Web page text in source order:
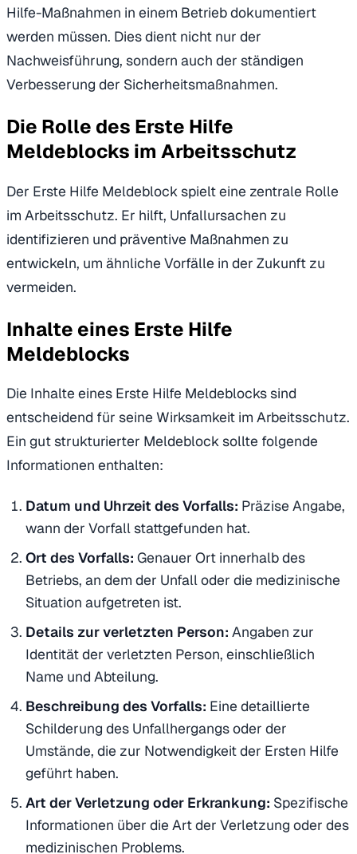
Hilfe-Maßnahmen in einem Betrieb dokumentiert
werden müssen. Dies dient nicht nur der
Nachweisführung, sondern auch der ständigen
Verbesserung der Sicherheitsmaßnahmen.
Die Rolle des Erste Hilfe
Meldeblocks im Arbeitsschutz
Der Erste Hilfe Meldeblock spielt eine zentrale Rolle
im Arbeitsschutz. Er hilft, Unfallursachen zu
identifizieren und präventive Maßnahmen zu
entwickeln, um ähnliche Vorfälle in der Zukunft zu
vermeiden.
Inhalte eines Erste Hilfe
Meldeblocks
Die Inhalte eines Erste Hilfe Meldeblocks sind
entscheidend für seine Wirksamkeit im Arbeitsschutz.
Ein gut strukturierter Meldeblock sollte folgende
Informationen enthalten:
Datum und Uhrzeit des Vorfalls: Präzise Angabe,
wann der Vorfall stattgefunden hat.
Ort des Vorfalls: Genauer Ort innerhalb des
Betriebs, an dem der Unfall oder die medizinische
Situation aufgetreten ist.
Details zur verletzten Person: Angaben zur
Identität der verletzten Person, einschließlich
Name und Abteilung.
Beschreibung des Vorfalls: Eine detaillierte
Schilderung des Unfallhergangs oder der
Umstände, die zur Notwendigkeit der Ersten Hilfe
geführt haben.
Art der Verletzung oder Erkrankung: Spezifische
Informationen über die Art der Verletzung oder des
medizinischen Problems.